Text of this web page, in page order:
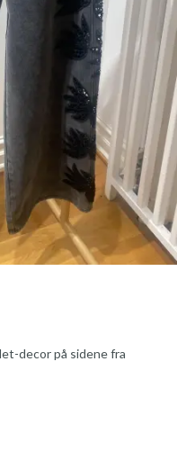
decor på sidene fra